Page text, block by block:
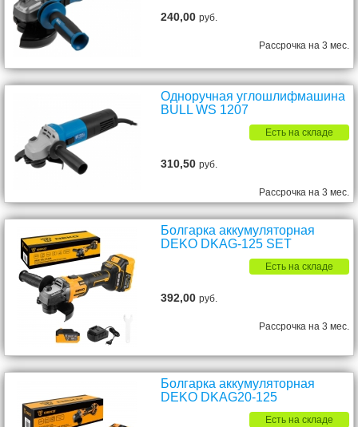
240,00руб.
Рассрочка на 3 мес.
Одноручная углошлифмашина
BULL WS 1207
Есть на складе
310,50руб.
Рассрочка на 3 мес.
Болгарка аккумуляторная
DEKO DKAG-125 SET
Есть на складе
392,00руб.
Рассрочка на 3 мес.
Болгарка аккумуляторная
DEKO DKAG20-125
Есть на складе